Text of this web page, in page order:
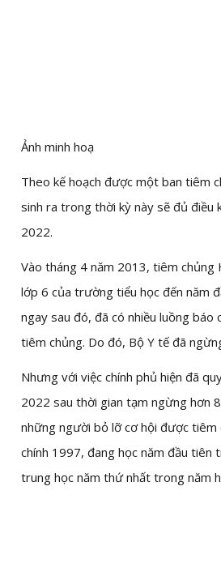
Ảnh minh hoạ
Theo kế hoạch được một ban tiêm
sinh ra trong thời kỳ này sẽ đủ điều
2022.
Vào tháng 4 năm 2013, tiêm
lớp 6 của trường tiểu học đến năm
ngay sau đó, đã có nhiều luồng
tiêm chủng. Do đó, Bộ Y tế đã
Nhưng với việc chính phủ hiện đã
2022 sau thời gian tạm ngừng hơn
những người bỏ lỡ cơ hội được tiêm
chính 1997, đang học năm đầu tiên
trung học năm thứ nhất trong năm